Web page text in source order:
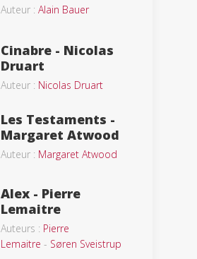
Auteur : Alain Bauer
Cinabre - Nicolas
Druart
Auteur : Nicolas Druart
Les Testaments -
Margaret Atwood
Auteur : Margaret Atwood
Alex - Pierre
Lemaitre
Auteurs : Pierre
Lemaitre - Søren Sveistrup